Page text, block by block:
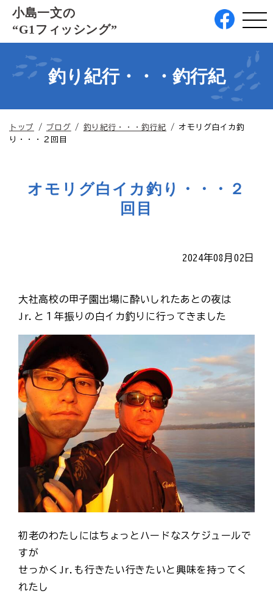
このページの本文へ
小島一文の
“G1フィッシング”
釣り紀行・・・釣行紀
現
在
トップ / ブログ / 釣り紀行・・・釣行紀 / オモリグ白イカ釣
り・・・２回目
オモリグ白イカ釣り・・・２
回目
2024年08月02日
大社高校の甲子園出場に酔いしれたあとの夜は
Jr.と１年振りの白イカ釣りに行ってきました
初老のわたしにはちょっとハードなスケジュールで
すが
せっかくJr.も行きたい行きたいと興味を持ってく
れたし